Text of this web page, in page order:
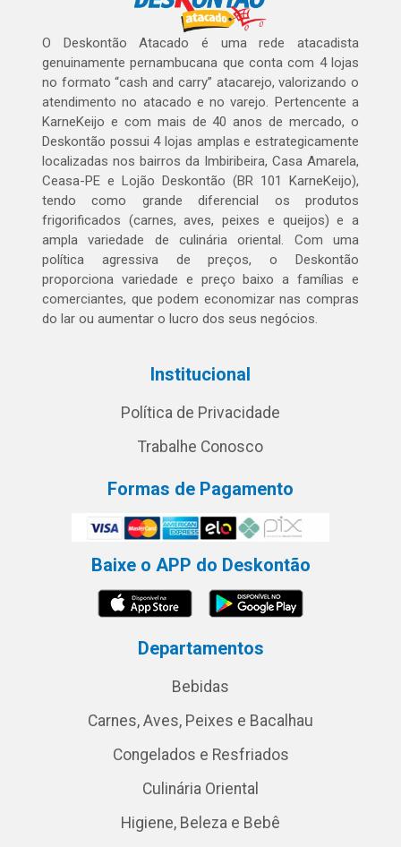
O Deskontão Atacado é uma rede atacadista
genuinamente pernambucana que conta com 4 lojas
no formato “cash and carry” atacarejo, valorizando o
atendimento no atacado e no varejo. Pertencente a
KarneKeijo e com mais de 40 anos de mercado, o
Deskontão possui 4 lojas amplas e estrategicamente
localizadas nos bairros da Imbiribeira, Casa Amarela,
Ceasa-PE e Lojão Deskontão (BR 101 KarneKeijo),
tendo como grande diferencial os produtos
frigorificados (carnes, aves, peixes e queijos) e a
ampla variedade de culinária oriental. Com uma
política agressiva de preços, o Deskontão
proporciona variedade e preço baixo a famílias e
comerciantes, que podem economizar nas compras
do lar ou aumentar o lucro dos seus negócios.
Institucional
Política de Privacidade
Trabalhe Conosco
Formas de Pagamento
Baixe o APP do Deskontão
Departamentos
Bebidas
Carnes, Aves, Peixes e Bacalhau
Congelados e Resfriados
Culinária Oriental
Higiene, Beleza e Bebê